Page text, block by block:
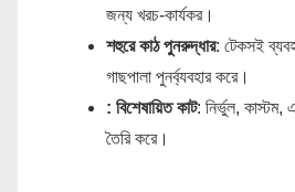
জন্য খরচ-কার্যকর।
শহুরে কাঠ পুনরুদ্ধার: টেকসই
গাছপালা পুনর্ব্যবহার করে।
: বিশেষায়িত কাট: নির্ভুল, কাস্টম,
তৈরি করে।